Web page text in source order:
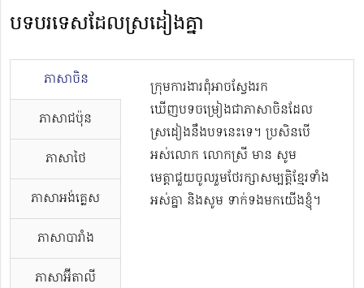
បទបរទេសដែលស្រដៀងគ្នា
ភាសាចិន
ភាសាជប៉ុន
ភាសាថៃ
ភាសាអង់គ្លេស
ភាសាបារាំង
ភាសាអ៊ីតាលី
ក្រុមការងារពុំអាចស្វែងរក
ឃើញបទចម្រៀងជាភាសាចិនដែល
ស្រដៀងនឹងបទនេះទេ។ ប្រសិនបើ
អស់លោក លោកស្រី មាន សូម
មេត្តាជួយចូលរួមថែរក្សាសម្បត្តិខ្មែរទាំង
អស់គ្នា និងសូម ទាក់ទងមកយើងខ្ញុំ។